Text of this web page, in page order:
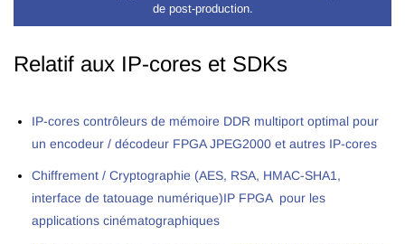
de post-production.
Relatif aux IP-cores et SDKs
IP-cores contrôleurs de mémoire DDR multiport optimal pour
un encodeur / décodeur FPGA JPEG2000 et autres IP-cores
Chiffrement / Cryptographie (AES, RSA, HMAC-SHA1,
interface de tatouage numérique)IP FPGA pour les
applications cinématographiques